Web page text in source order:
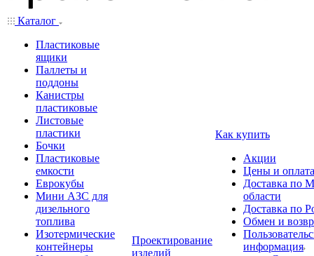
Каталог
Пластиковые
ящики
Паллеты и
поддоны
Канистры
пластиковые
Листовые
пластики
Бочки
Пластиковые
емкости
Еврокубы
Мини АЗС для
дизельного
топлива
Изотермические
контейнеры
Проектирование
изделий
Как купить
Акции
Цены и оплата
Доставка по
области
Доставка по
Обмен и
информация